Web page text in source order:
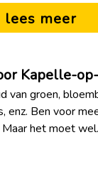
lees meer
Kapelle-
van groen,
enz. Ben voor
Maar het moet wel